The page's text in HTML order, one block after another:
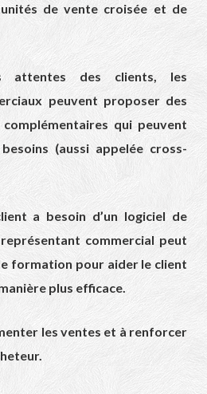
de vente croisée et de
attentes des clients, les
peuvent proposer des
qui peuvent
(aussi appelée cross-
a besoin d’un logiciel de
commercial peut
formation pour aider le client
plus efficace.
les ventes et à renforcer